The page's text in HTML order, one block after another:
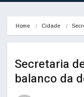
Home Cidade
Secretaria
balanco da